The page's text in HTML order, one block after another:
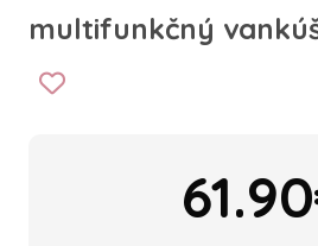
multifunkčný